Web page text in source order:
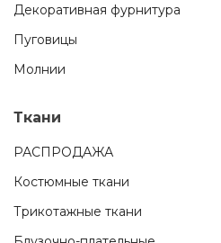
Декоративная фурнитура
Пуговицы
Молнии
Ткани
РАСПРОДАЖА
Костюмные ткани
Трикотажные ткани